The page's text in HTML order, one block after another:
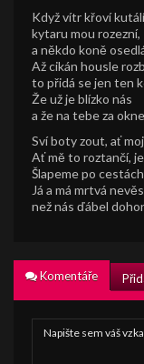
Když vítr křoví
kytaru mou rozezní,
a někdo koně
Až cikán housle
to přidá se jen ten
Že už je blízko nás
a že na tebe za
Sví boty zout, ať
Ať mě to roztančí,
Šlapeme po
Já a má mrtvá
než nás ďábel
Komentáře